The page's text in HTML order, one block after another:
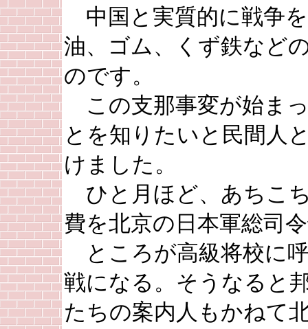
中国と実質的に戦争
油、ゴム、くず鉄など
のです。
この支那事変が始ま
とを知りたいと民間人
けました。
ひと月ほど、あちこ
費を北京の日本軍総司
ところが高級将校に
戦になる。そうなると
たちの案内人もかねて